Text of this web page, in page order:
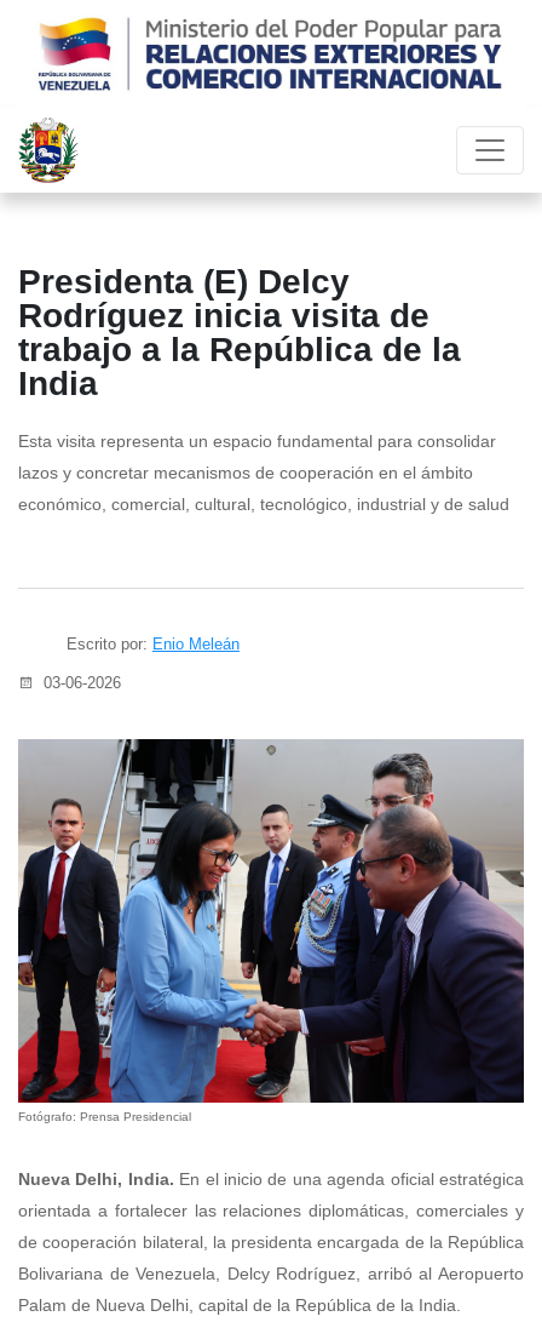
Presidenta (E) Delcy
Rodríguez inicia visita de
trabajo a la República de la
India
Esta visita representa un espacio fundamental para consolidar
lazos y concretar mecanismos de cooperación en el ámbito
económico, comercial, cultural, tecnológico, industrial y de salud
Escrito por: Enio Meleán
03-06-2026
Fotógrafo: Prensa Presidencial
Nueva Delhi, India. En el inicio de una agenda oficial estratégica
orientada a fortalecer las relaciones diplomáticas, comerciales y
de cooperación bilateral, la presidenta encargada de la República
Bolivariana de Venezuela, Delcy Rodríguez, arribó al Aeropuerto
Palam de Nueva Delhi, capital de la República de la India.